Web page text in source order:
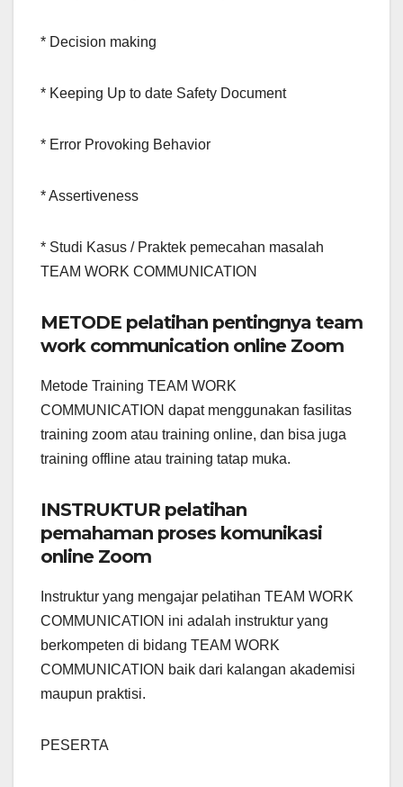
* Decision making
* Keeping Up to date Safety Document
* Error Provoking Behavior
* Assertiveness
* Studi Kasus / Praktek pemecahan masalah
TEAM WORK COMMUNICATION
METODE pelatihan pentingnya team
work communication online Zoom
Metode Training TEAM WORK
COMMUNICATION dapat menggunakan fasilitas
training zoom atau training online, dan bisa juga
training offline atau training tatap muka.
INSTRUKTUR pelatihan
pemahaman proses komunikasi
online Zoom
Instruktur yang mengajar pelatihan TEAM WORK
COMMUNICATION ini adalah instruktur yang
berkompeten di bidang TEAM WORK
COMMUNICATION baik dari kalangan akademisi
maupun praktisi.
PESERTA